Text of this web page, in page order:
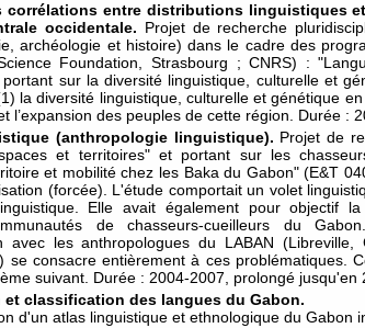
corrélations entre distributions linguistiques
occidentale. Projet de recherche
archéologie et histoire) dans le cadre des
Foundation, Strasbourg ; CNRS) :
portant sur la diversité linguistique, culturelle et
la diversité linguistique, culturelle et génétique
l’expansion des peuples de cette région. Durée :
(anthropologie linguistique). Projet de
et territoires" et portant sur les
et mobilité chez les Baka du Gabon" (E&T
(forcée). L'étude comportait un volet
Elle avait également pour objectif
de chasseurs-cueilleurs du
avec les anthropologues du LABAN
se consacre entièrement à ces problématiques.
suivant. Durée : 2004-2007, prolongé jusqu'en
et classification des langues du Gabon.
d'un atlas linguistique et ethnologique du Gabon